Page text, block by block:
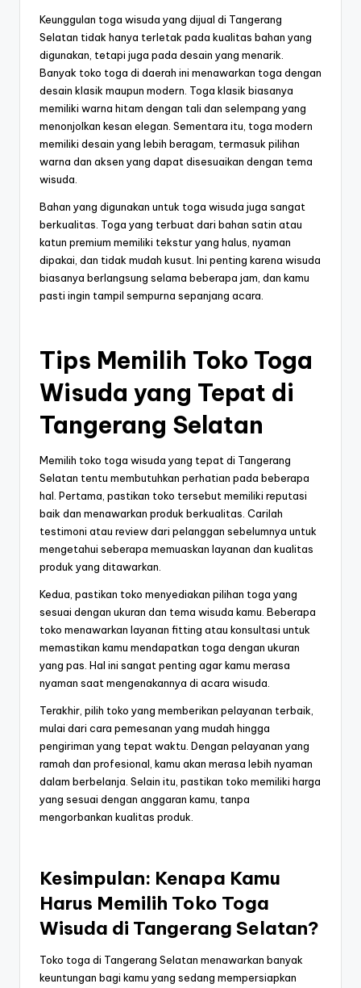
Keunggulan toga wisuda yang dijual di Tangerang
Selatan tidak hanya terletak pada kualitas bahan yang
digunakan, tetapi juga pada desain yang menarik.
Banyak toko toga di daerah ini menawarkan toga dengan
desain klasik maupun modern. Toga klasik biasanya
memiliki warna hitam dengan tali dan selempang yang
menonjolkan kesan elegan. Sementara itu, toga modern
memiliki desain yang lebih beragam, termasuk pilihan
warna dan aksen yang dapat disesuaikan dengan tema
wisuda.
Bahan yang digunakan untuk toga wisuda juga sangat
berkualitas. Toga yang terbuat dari bahan satin atau
katun premium memiliki tekstur yang halus, nyaman
dipakai, dan tidak mudah kusut. Ini penting karena wisuda
biasanya berlangsung selama beberapa jam, dan kamu
pasti ingin tampil sempurna sepanjang acara.
Tips Memilih Toko Toga
Wisuda yang Tepat di
Tangerang Selatan
Memilih toko toga wisuda yang tepat di Tangerang
Selatan tentu membutuhkan perhatian pada beberapa
hal. Pertama, pastikan toko tersebut memiliki reputasi
baik dan menawarkan produk berkualitas. Carilah
testimoni atau review dari pelanggan sebelumnya untuk
mengetahui seberapa memuaskan layanan dan kualitas
produk yang ditawarkan.
Kedua, pastikan toko menyediakan pilihan toga yang
sesuai dengan ukuran dan tema wisuda kamu. Beberapa
toko menawarkan layanan fitting atau konsultasi untuk
memastikan kamu mendapatkan toga dengan ukuran
yang pas. Hal ini sangat penting agar kamu merasa
nyaman saat mengenakannya di acara wisuda.
Terakhir, pilih toko yang memberikan pelayanan terbaik,
mulai dari cara pemesanan yang mudah hingga
pengiriman yang tepat waktu. Dengan pelayanan yang
ramah dan profesional, kamu akan merasa lebih nyaman
dalam berbelanja. Selain itu, pastikan toko memiliki harga
yang sesuai dengan anggaran kamu, tanpa
mengorbankan kualitas produk.
Kesimpulan: Kenapa Kamu
Harus Memilih Toko Toga
Wisuda di Tangerang Selatan?
Toko toga di Tangerang Selatan menawarkan banyak
keuntungan bagi kamu yang sedang mempersiapkan